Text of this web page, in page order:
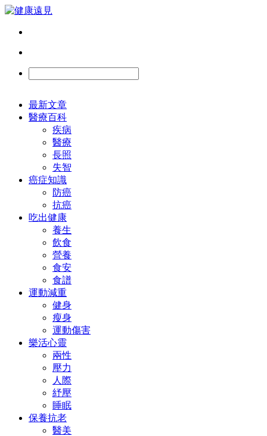
最新文章
醫療百科
疾病
醫療
長照
失智
癌症知識
防癌
抗癌
吃出健康
養生
飲食
營養
食安
食譜
運動減重
健身
瘦身
運動傷害
樂活心靈
兩性
壓力
人際
紓壓
睡眠
保養抗老
醫美